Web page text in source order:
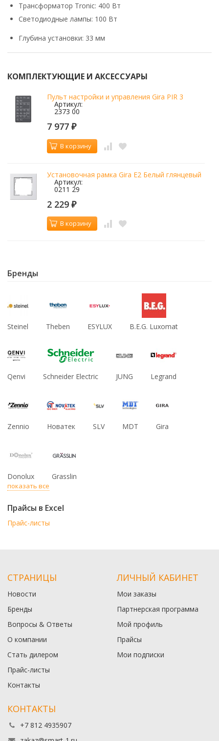
Трансформатор Tronic: 400 Вт
Светодиодные лампы: 100 Вт
Глубина установки: 33 мм
КОМПЛЕКТУЮЩИЕ И АКСЕССУАРЫ
Пульт настройки и управления Gira PIR 3
Артикул:
2373 00
7 977 ₽
В корзину
Установочная рамка Gira E2 Белый глянцевый
Артикул:
0211 29
2 229 ₽
В корзину
Бренды
Steinel Theben ESYLUX B.E.G. Luxomat
Qenvi Schneider Electric JUNG Legrand
Zennio Новатек SLV MDT Gira
Donolux Grasslin
показать все
Прайсы в Excel
Прайс-листы
СТРАНИЦЫ
Новости
Бренды
Вопросы & Ответы
О компании
Стать дилером
Прайс-листы
Контакты
ЛИЧНЫЙ КАБИНЕТ
Мои заказы
Партнерская программа
Мой профиль
Прайсы
Мои подписки
КОНТАКТЫ
+7 812 4935907